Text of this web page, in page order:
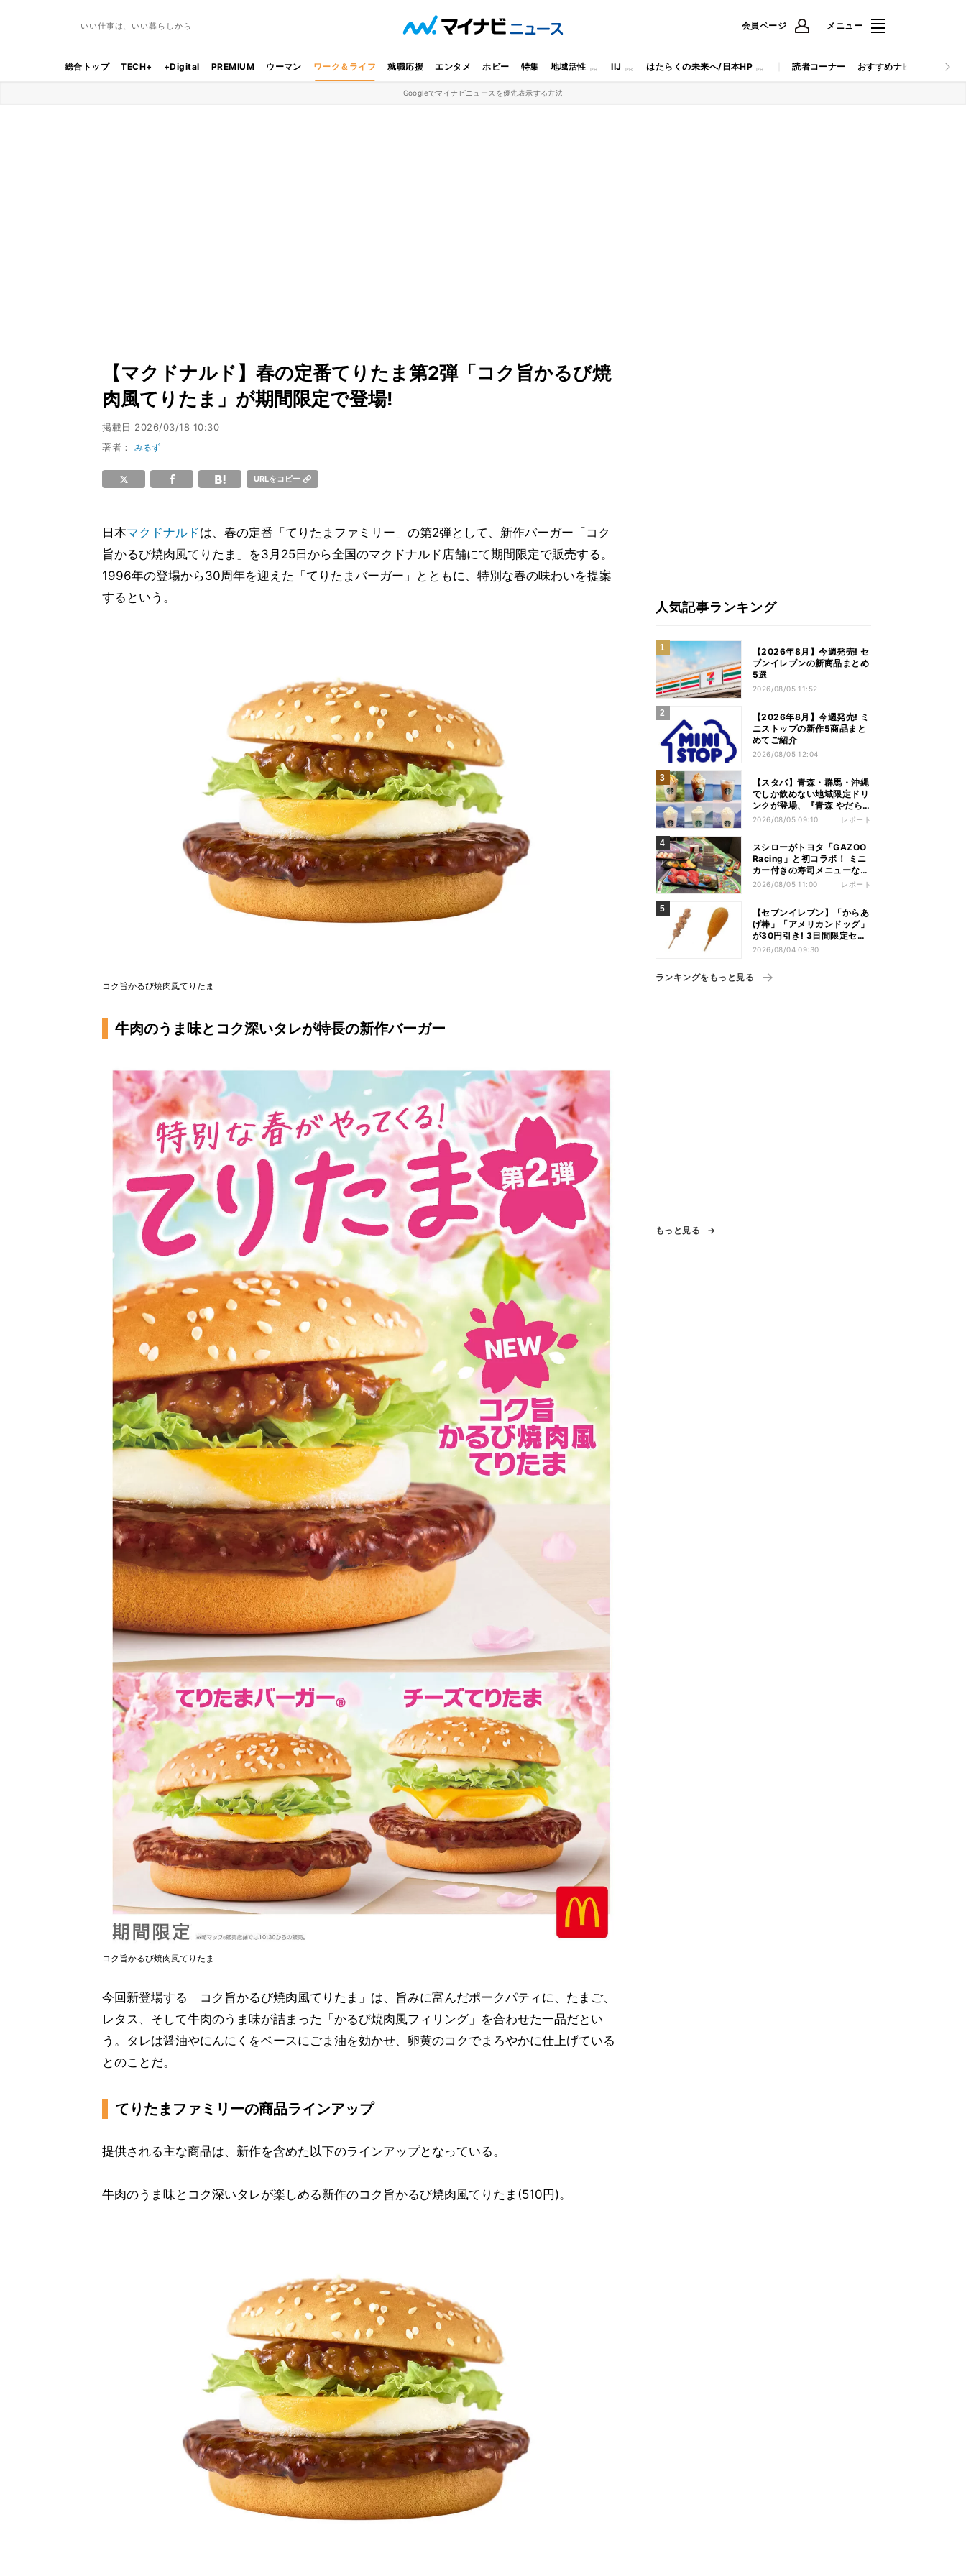
いい仕事は、いい暮らしから 会員ページ メニュー
総合トップ TECH+ +Digital PREMIUM ウーマン ワーク＆ライフ 就職応援 エンタメ ホビー 特集 地域活性 IIJ はたらくの未来へ/日本HP 読者コーナー おすすめナビ マイナビ
Googleでマイナビニュースを優先表示する方法
【マクドナルド】春の定番てりたま第2弾「コク旨かるび焼
肉風てりたま」が期間限定で登場!
掲載日 2026/03/18 10:30
著者：みるず
URLをコピー
日本マクドナルドは、春の定番「てりたまファミリー」の第2弾として、新作バーガー「コク
旨かるび焼肉風てりたま」を3月25日から全国のマクドナルド店舗にて期間限定で販売する。
1996年の登場から30周年を迎えた「てりたまバーガー」とともに、特別な春の味わいを提案
するという。
コク旨かるび焼肉風てりたま
牛肉のうま味とコク深いタレが特長の新作バーガー
コク旨かるび焼肉風てりたま
今回新登場する「コク旨かるび焼肉風てりたま」は、旨みに富んだポークパティに、たまご、
レタス、そして牛肉のうま味が詰まった「かるび焼肉風フィリング」を合わせた一品だとい
う。タレは醤油やにんにくをベースにごま油を効かせ、卵黄のコクでまろやかに仕上げている
とのことだ。
てりたまファミリーの商品ラインアップ
提供される主な商品は、新作を含めた以下のラインアップとなっている。
牛肉のうま味とコク深いタレが楽しめる新作のコク旨かるび焼肉風てりたま(510円)。
人気記事ランキング
【2026年8月】今週発売! セ
ブンイレブンの新商品まとめ
5選
2026/08/05 11:52
【2026年8月】今週発売! ミ
ニストップの新作5商品まと
めてご紹介
2026/08/05 12:04
【スタバ】青森・群馬・沖縄
でしか飲めない地域限定ドリ
ンクが登場、『青森 やだら
めぇりんご アーモンドミル
2026/08/05 09:10 レポート
スシローがトヨタ「GAZOO
Racing」と初コラボ！ ミニ
カー付きの寿司メニューなど
注目のコンテンツは？
2026/08/05 11:00 レポート
【セブンイレブン】「からあ
げ棒」「アメリカンドッグ」
が30円引き! 3日間限定セー
ル開催!
2026/08/04 09:30
ランキングをもっと見る
もっと見る